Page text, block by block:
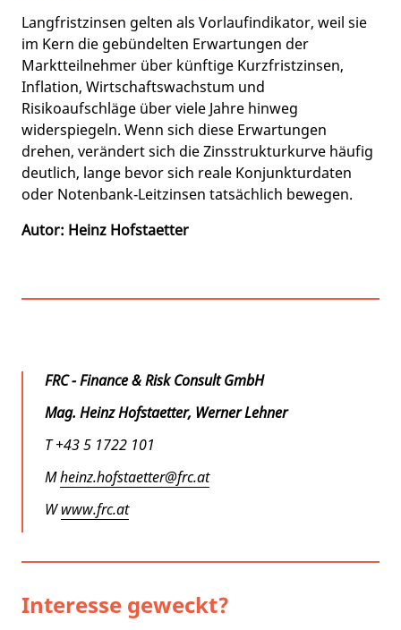
Langfristzinsen gelten als Vorlaufindikator, weil sie
im Kern die gebündelten Erwartungen der
Marktteilnehmer über künftige Kurzfristzinsen,
Inflation, Wirtschaftswachstum und
Risikoaufschläge über viele Jahre hinweg
widerspiegeln. Wenn sich diese Erwartungen
drehen, verändert sich die Zinsstrukturkurve häufig
deutlich, lange bevor sich reale Konjunkturdaten
oder Notenbank‑Leitzinsen tatsächlich bewegen.
Autor: Heinz Hofstaetter
FRC - Finance & Risk Consult GmbH
Mag. Heinz Hofstaetter, Werner Lehner
T +43 5 1722 101
Mheinz.hofstaetter@frc.at
Wwww.frc.at
Interesse geweckt?